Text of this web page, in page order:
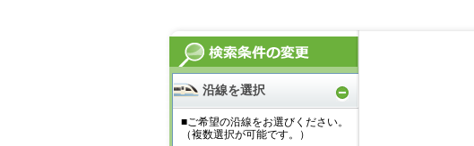
沿線を選択
■ご希望の沿線をお選びください。
（複数選択が可能です。）